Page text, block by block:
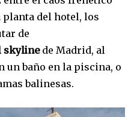
planta del hotel, los
de
skyline de Madrid, al
un baño en la piscina, o
balinesas.